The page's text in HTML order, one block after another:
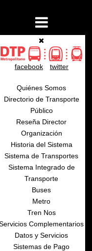
facebook twitter
Quiénes Somos
Directorio de Transporte
Público
Reseña Director
Organización
Historia del Sistema
Sistema de Transportes
Sistema Integrado de
Transporte
Buses
Metro
Tren Nos
Complementarios
Datos y Servicios
Sistemas de Pago